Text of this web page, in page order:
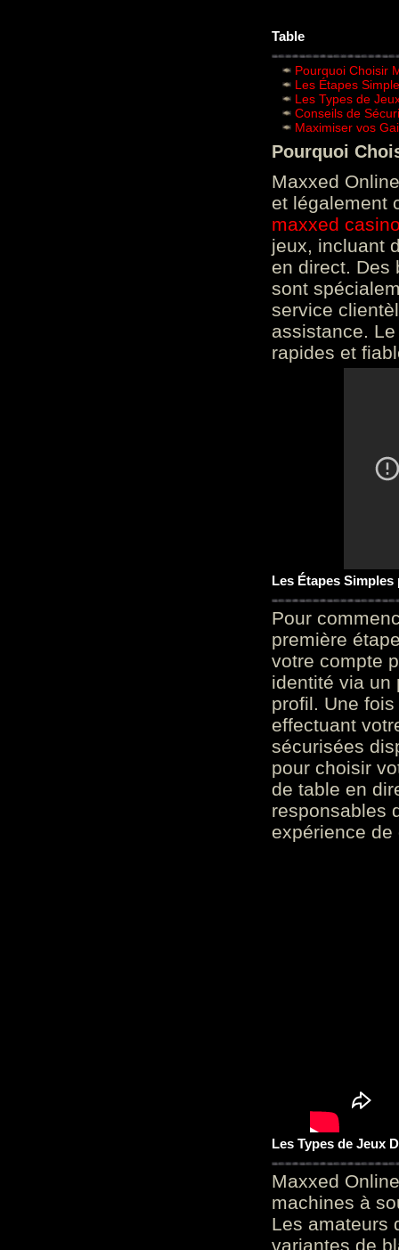
Table
Pourquoi Choisir
Les Étapes
Les Types de
Conseils de
Maximiser vos
Pourquoi
Maxxed
et légalement
maxxed
jeux, incluant
en direct. Des
sont
service
assistance.
rapides et
Les Étapes
Pour
première
votre compte
identité via un
profil. Une
effectuant
sécurisées
pour choisir
de table en
responsables
expérience
Les Types de Jeux
Maxxed
machines à
Les amateurs
variantes de